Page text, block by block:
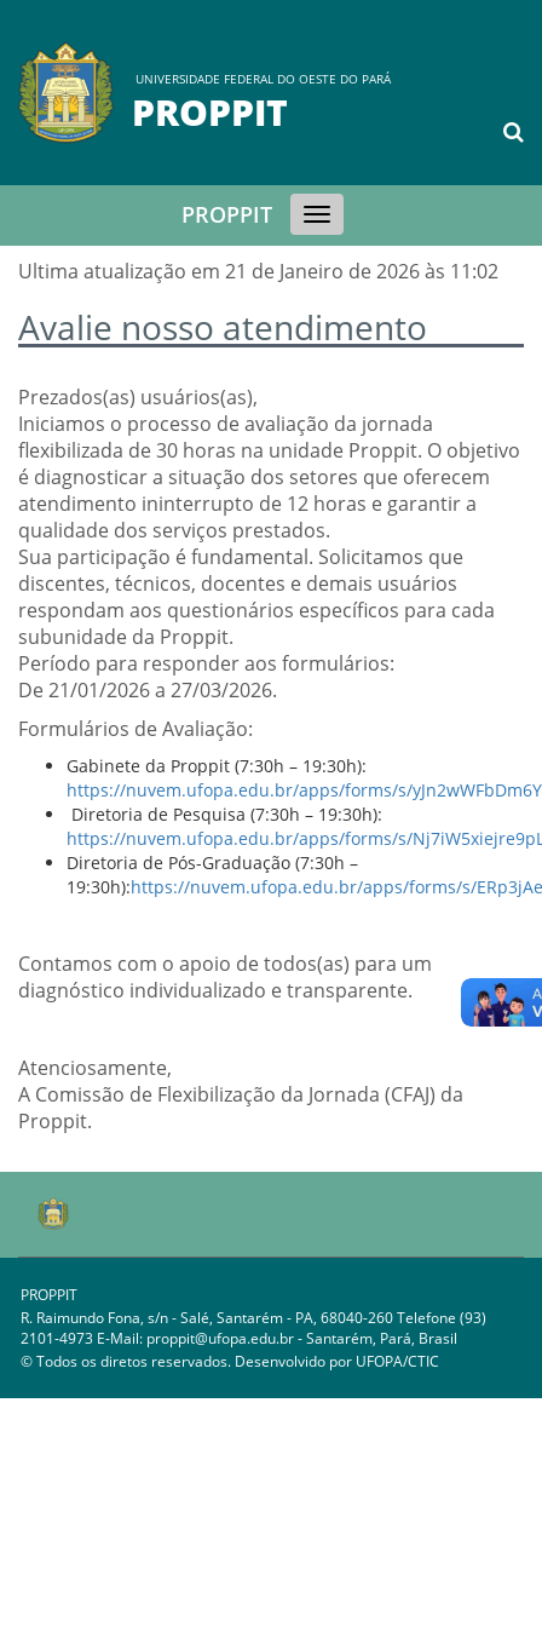
UNIVERSIDADE FEDERAL DO OESTE DO PARÁ
PROPPIT
Toggle
navigation
PROPPIT
Ultima atualização em 21 de Janeiro de 2026 às 11:02
Avalie nosso atendimento
Prezados(as) usuários(as),
Iniciamos o processo de avaliação da jornada
flexibilizada de 30 horas na unidade Proppit. O objetivo
é diagnosticar a situação dos setores que oferecem
atendimento ininterrupto de 12 horas e garantir a
qualidade dos serviços prestados.
Sua participação é fundamental. Solicitamos que
discentes, técnicos, docentes e demais usuários
respondam aos questionários específicos para cada
subunidade da Proppit.
Período para responder aos formulários:
De 21/01/2026 a 27/03/2026.
Formulários de Avaliação:
Gabinete da Proppit (7:30h – 19:30h):
https://nuvem.ufopa.edu.br/apps/forms/s/
Diretoria de Pesquisa (7:30h – 19:30h):
https://nuvem.ufopa.edu.br/apps/forms/s/
Diretoria de Pós-Graduação (7:30h –
19:30h):https://nuvem.ufopa.edu.br/apps/forms/s/
Contamos com o apoio de todos(as) para um
diagnóstico individualizado e transparente.
Atenciosamente,
A Comissão de Flexibilização da Jornada (CFAJ) da
Proppit.
PROPPIT
R. Raimundo Fona, s/n - Salé, Santarém - PA, 68040-260 Telefone (93)
2101-4973 E-Mail: proppit@ufopa.edu.br - Santarém, Pará, Brasil
© Todos os diretos reservados. Desenvolvido por UFOPA/CTIC